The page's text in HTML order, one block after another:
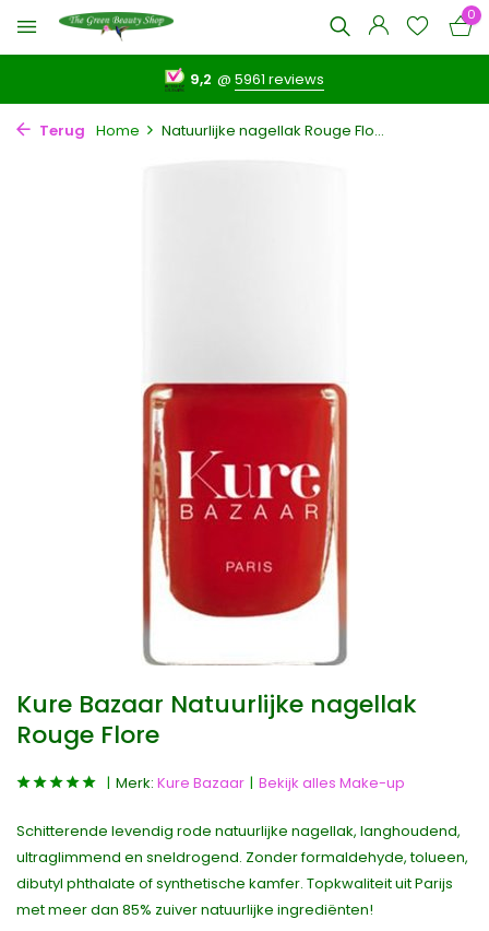
0
9,2 @5961 reviews
Terug Home Natuurlijke nagellak Rouge Flo...
Kure Bazaar Natuurlijke nagellak
Rouge Flore
Merk: Kure Bazaar Bekijk alles Make-up
Schitterende levendig rode natuurlijke nagellak, langhoudend,
ultraglimmend en sneldrogend. Zonder formaldehyde, tolueen,
dibutyl phthalate of synthetische kamfer. Topkwaliteit uit Parijs
met meer dan 85% zuiver natuurlijke ingrediënten!